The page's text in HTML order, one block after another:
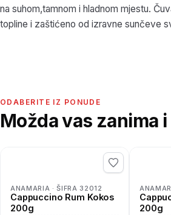
na suhom,tamnom i hladnom mjestu.
topline i zaštićeno od izravne sunčeve
ODABERITE IZ PONUDE
Možda vas zanima i
ANAMARIA · ŠIFRA 32012
Cappuccino Rum Kokos
200g
200g